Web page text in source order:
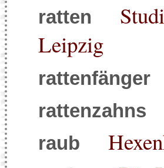
ratten
Leipzig
rattenfänger
rattenzahns
raub